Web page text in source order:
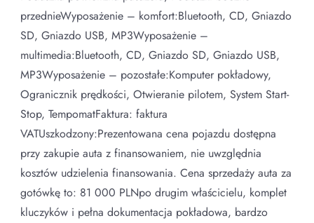
przednieWyposażenie – komfort:Bluetooth, CD, Gniazdo
SD, Gniazdo USB, MP3Wyposażenie –
multimedia:Bluetooth, CD, Gniazdo SD, Gniazdo USB,
MP3Wyposażenie – pozostałe:Komputer pokładowy,
Ogranicznik prędkości, Otwieranie pilotem, System Start-
Stop, TempomatFaktura: faktura
VATUszkodzony:Prezentowana cena pojazdu dostępna
przy zakupie auta z finansowaniem, nie uwzględnia
kosztów udzielenia finansowania. Cena sprzedaży auta za
gotówkę to: 81 000 PLNpo drugim właścicielu, komplet
kluczyków i pełna dokumentacja pokładowa, bardzo